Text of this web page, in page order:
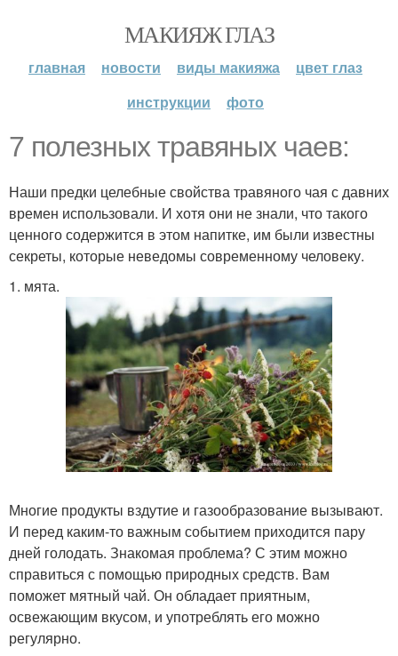
МАКИЯЖ ГЛАЗ
главная новости виды макияжа
цвет глаз
инструкции
фото
7 полезных травяных чаев:
Наши предки целебные свойства травяного чая с давних
времен использовали. И хотя они не знали, что такого
ценного содержится в этом напитке, им были известны
секреты, которые неведомы современному человеку.
1. мята.
Многие продукты вздутие и газообразование вызывают.
И перед каким-то важным событием приходится пару
дней голодать. Знакомая проблема? С этим можно
справиться с помощью природных средств. Вам
поможет мятный чай. Он обладает приятным,
освежающим вкусом, и употреблять его можно
регулярно.